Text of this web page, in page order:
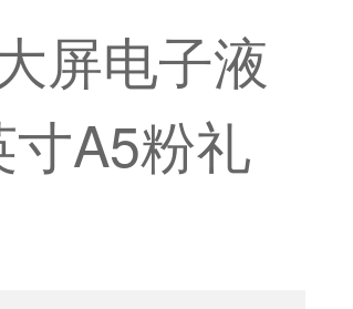
屏电子液
A5粉礼